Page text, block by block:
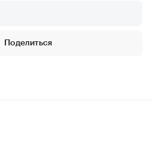
Поделиться